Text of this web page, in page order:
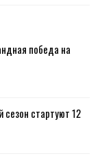
победа на
стартуют 12